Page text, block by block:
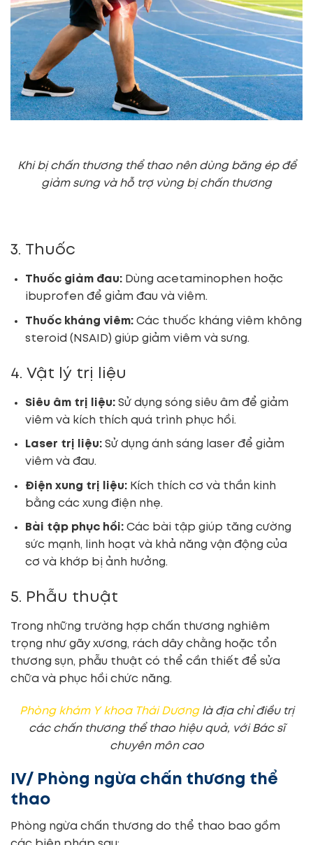
Khi bị chấn thương thể thao nên dùng băng ép để
giảm sưng và hỗ trợ vùng bị chấn thương
3. Thuốc
Thuốc giảm đau:Dùng acetaminophen hoặc
ibuprofen để giảm đau và viêm.
Thuốc kháng viêm:Các thuốc kháng viêm không
steroid (NSAID) giúp giảm viêm và sưng.
4. Vật lý trị liệu
Siêu âm trị liệu:Sử dụng sóng siêu âm để giảm
viêm và kích thích quá trình phục hồi.
Laser trị liệu:Sử dụng ánh sáng laser để giảm
viêm và đau.
Điện xung trị liệu:Kích thích cơ và thần kinh
bằng các xung điện nhẹ.
Bài tập phục hồi:Các bài tập giúp tăng cường
sức mạnh, linh hoạt và khả năng vận động của
cơ và khớp bị ảnh hưởng.
5. Phẫu thuật
Trong những trường hợp chấn thương nghiêm
trọng như gãy xương, rách dây chằng hoặc tổn
thương sụn, phẫu thuật có thể cần thiết để sửa
chữa và phục hồi chức năng.
Phòng khám Y khoa Thái Dươnglà địa chỉ điều trị
các chấn thương thể thao hiệu quả, với Bác sĩ
chuyên môn cao
IV/ Phòng ngừa chấn thương thể
thao
Phòng ngừa chấn thương do thể thao bao gồm